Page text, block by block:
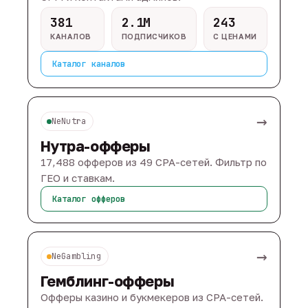
381
КАНАЛОВ
2.1M
ПОДПИСЧИКОВ
243
С ЦЕНАМИ
Каталог каналов
NeNutra →
Нутра-офферы
17,488 офферов из 49 CPA-сетей. Фильтр по
ГЕО и ставкам.
Каталог офферов
NeGambling →
Гемблинг-офферы
Офферы казино и букмекеров из CPA-сетей.